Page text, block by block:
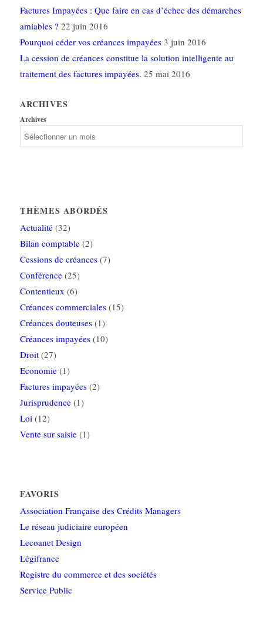
Factures Impayées : Que faire en cas d’échec des démarches
amiables ? 22 juin 2016
Pourquoi céder vos créances impayées 3 juin 2016
La cession de créances constitue la solution intelligente au
traitement des factures impayées. 25 mai 2016
ARCHIVES
Archives
THÈMES ABORDÉS
Actualité(32)
Bilan comptable(2)
Cessions de créances(7)
Conférence(25)
Contentieux (6)
Créances commerciales(15)
Créances douteuses(1)
Créances impayées(10)
Droit(27)
Economie(1)
Factures impayées(2)
Jurisprudence(1)
Loi (12)
Vente sur saisie(1)
FAVORIS
Association Française des Crédits Managers
Le réseau judiciaire européen
Lecoanet Design
Légifrance
Registre du commerce et des sociétés
Service Public